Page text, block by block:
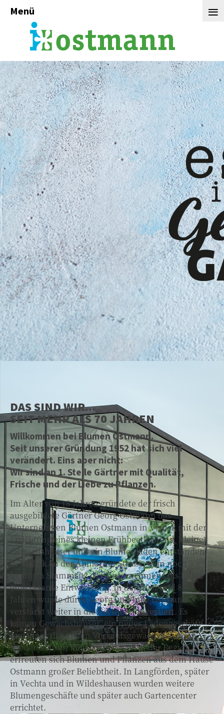
DAS SIND WIR...
SEIT MEHR ALS 70 JAHREN
Willkommen bei Blumen Ostmann.
Seit unserer Gründung 1952 hat sich viel
verändert. Eins aber nicht:
Wir sind an 1. Stelle Gärtner mit Qualität,
Frische und der Liebe zu Pflanzen.
Im Alter von 18 Jahren gründete der frisch
ausgebildete Gärtner Georg Ostmann das
Unternehmen Blumen Ostmann in Visbek mit der
Errichtung eines kleinen Frühbeetkastens. Kleine
Gewächshäuser und ein Blumenladen entstanden
in Visbek an der Ahlhorner Straße, dem noch
heutigen Stammsitz des Unternehmens. Es folgte
eine rasante Entwicklung. In den 70er und 80er
Jahren wurde durch Georg und Inge Ostmann
verstärkt weiter in die Gärtnerei investiert. Es
kamen Gewächshäuser, ein neues Ladengeschäft
und eines der ersten Verkaufsgewächshäuser in
Niedersachsen hinzu. Aber auch in der Region
erfreuten sich Blumen und Pflanzen aus dem Hause
Ostmann großer Beliebtheit. In Langförden, später
in Vechta und in Wildeshausen wurden weitere
Blumengeschäfte und später auch Gartencenter
errichtet.
Menü ≡